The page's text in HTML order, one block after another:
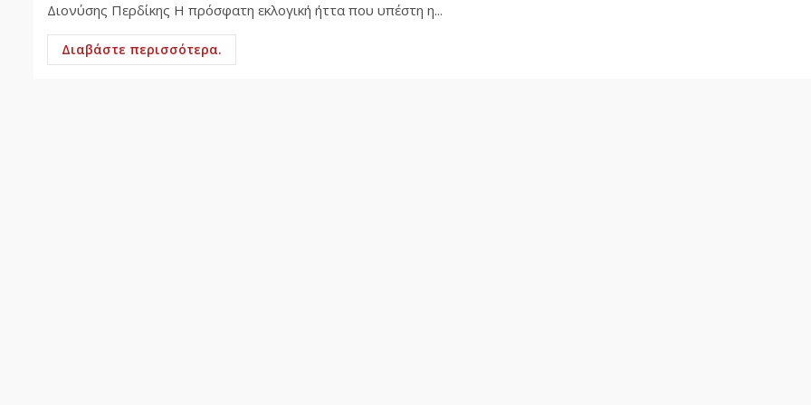
Διονύσης Περδίκης Η πρόσφατη εκλογική ήττα που υπέστη η...
Διαβάστε περισσότερα.